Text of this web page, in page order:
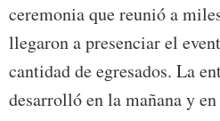
ceremonia que reunió a
llegaron a presenciar el
cantidad de egresados. La
desarrolló en la mañana y